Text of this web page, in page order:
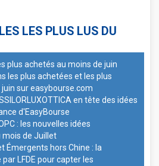
LES PLUS LUS DU
plus achetés au moins de juin
les plus achetées et les plus
sur easybourse.com
en tête des idées
d'EasyBourse
: les nouvelles idées
de Juillet
Émergents hors Chine : la
LFDE pour capter les